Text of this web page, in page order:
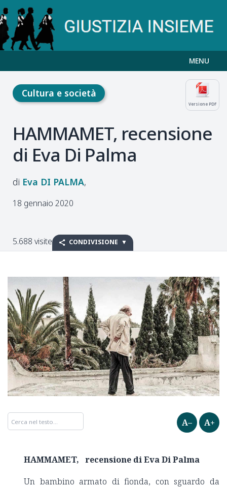
MENU
Versione PDF
Cultura e società
HAMMAMET, recensione
di Eva Di Palma
Eva DI PALMA
18 gennaio 2020
5.688 visite CONDIVISIONE
A– A+
HAMMAMET, recensione di Eva Di Palma
Un bambino armato di fionda, con sguardo da